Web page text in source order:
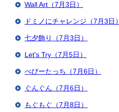
Wall Art（7月3日）
ドミノにチャレンジ（7月3日）
七夕飾り（7月3日）
Let's Try（7月5日）
べびーたっち（7月6日）
ぐんぐん（7月6日）
もぐもぐ（7月8日）